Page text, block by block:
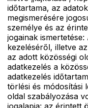
időtartama, az
megismerésére
személye és az
jogainak
kezeléséről, illetve
az adott közösségi
adatkezelés a
adatkezelés
törlési és módosítási
oldal szabályozása
jogalapja: az érintett